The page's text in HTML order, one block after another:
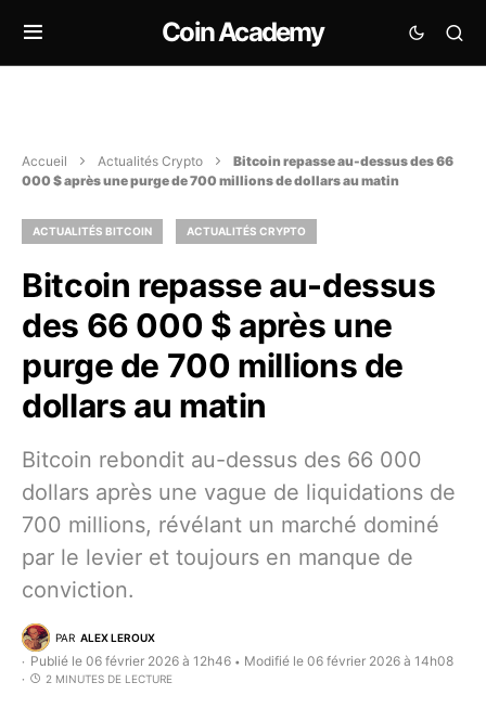
Coin Academy
Accueil Actualités Crypto
Bitcoin repasse au-dessus des 66
000 $ après une purge de 700 millions de dollars au matin
ACTUALITÉS BITCOIN ACTUALITÉS CRYPTO
Bitcoin repasse au-dessus
des 66 000 $ après une
purge de 700 millions de
dollars au matin
Bitcoin rebondit au-dessus des 66 000
dollars après une vague de liquidations de
700 millions, révélant un marché dominé
par le levier et toujours en manque de
conviction.
PAR ALEX LEROUX
Publié le 06 février 2026 à 12h46 • Modifié le 06 février 2026 à 14h08
2 MINUTES DE LECTURE